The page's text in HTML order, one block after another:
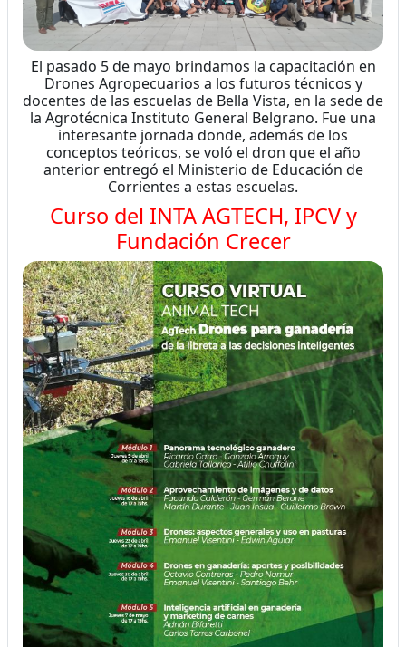
El pasado 5 de mayo brindamos la capacitación en
Drones Agropecuarios a los futuros técnicos y
docentes de las escuelas de Bella Vista, en la sede de
la Agrotécnica Instituto General Belgrano. Fue una
interesante jornada donde, además de los
conceptos teóricos, se voló el dron que el año
anterior entregó el Ministerio de Educación de
Corrientes a estas escuelas.
Curso del INTA AGTECH, IPCV y
Fundación Crecer